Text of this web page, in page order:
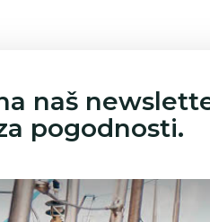
naš
pogodnosti.